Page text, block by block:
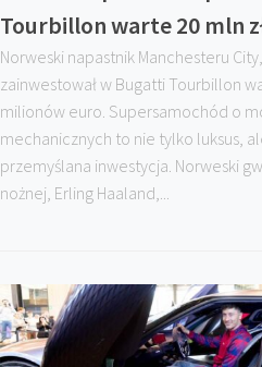
Tourbillon warte 20 mln
Norweski napastnik Manchesteru
zainwestował w Bugatti Tourbillon
milionów euro. Supersamochód o
mechanicznych to nie tylko luksus,
przemyślana inwestycja. Norweski
nożnej, Erling Haaland,...